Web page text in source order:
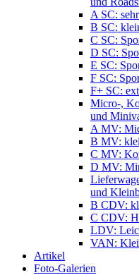
A SC:
B SC:
C SC:
D SC:
E SC:
F SC:
F+ SC:
Micro-,
und
A MV:
B MV:
C MV:
D MV:
und
B CDV:
C CDV:
LDV:
VAN:
Artikel
Foto-Galerien